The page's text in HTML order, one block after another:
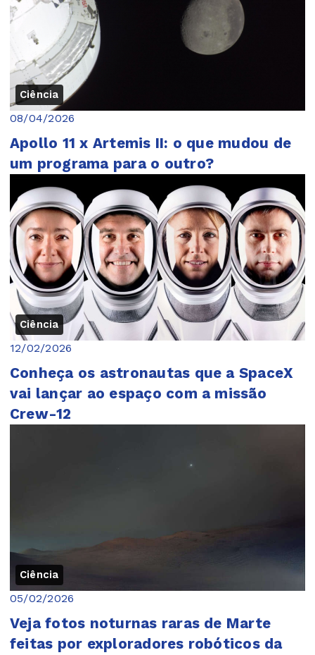
Ciência
08/04/2026
Apollo 11 x Artemis II: o que mudou de
um programa para o outro?
Ciência
12/02/2026
Conheça os astronautas que a SpaceX
vai lançar ao espaço com a missão
Crew-12
Ciência
05/02/2026
Veja fotos noturnas raras de Marte
feitas por exploradores robóticos da